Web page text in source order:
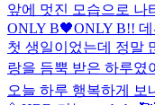
앞에 멋진 모습으로 나
ONLY B🖤ONLY B!!
첫 생일이었는데 정말
랑을 듬뿍 받은 하루
오늘 하루 행복하게 보